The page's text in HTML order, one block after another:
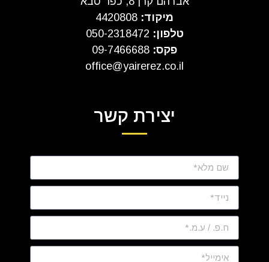
מיקוד:
טלפון:
פקס: 09-7466688
office@yairerez.co.il
יצירת קשר